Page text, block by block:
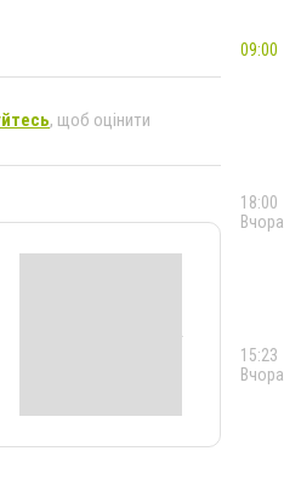
, щоб оцінити
09:00
18:00
Вчора
15:23
Вчора